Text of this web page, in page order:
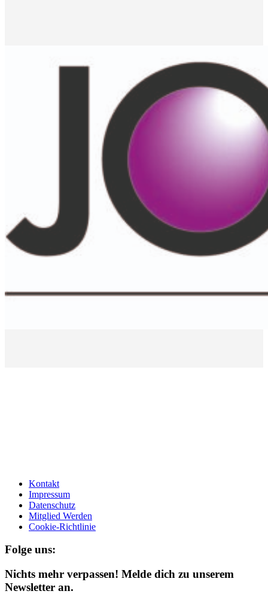
Kontakt
Impressum
Datenschutz
Mitglied Werden
Cookie-Richtlinie
Folge uns:
Nichts mehr verpassen! Melde dich zu unserem
Newsletter an.